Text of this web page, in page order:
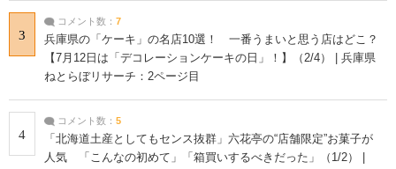
3
コメント数： 7
兵庫県の「ケーキ」の名店10選！ 一番うまいと思う店はどこ？
【7月12日は「デコレーションケーキの日」！】（2/4） | 兵庫県
ねとらぼリサーチ：2ページ目
4
コメント数： 5
「北海道土産としてもセンス抜群」六花亭の“店舗限定”お菓子が
人気 「こんなの初めて」「箱買いするべきだった」（1/2） |